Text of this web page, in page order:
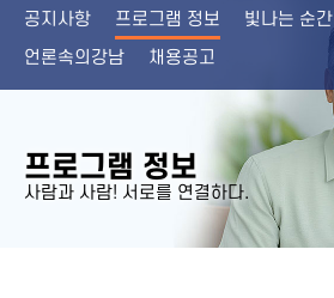
공지사항 프로그램 정보 빛나는 순간
언론속의강남
채용공고
프로그램 정보
사람과 사람! 서로를 연결하다.